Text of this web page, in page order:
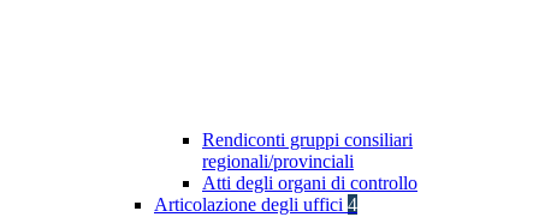
Rendiconti gruppi consiliari
regionali/provinciali
Atti degli organi di controllo
Articolazione degli uffici 4